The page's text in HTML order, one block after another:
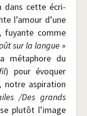
dans cette écri­
l’amour d’une
fuyante comme
sur la langue »
méta­phore du
) pour évo­quer
notre aspi­ra­tion
/​Des grands
plu­tôt l’image